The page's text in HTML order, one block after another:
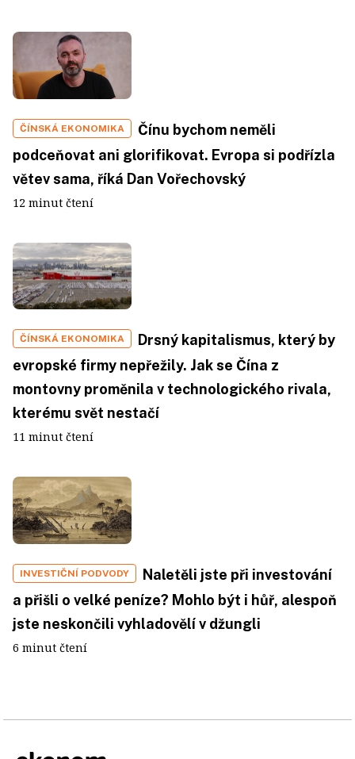
ČÍNSKÁ EKONOMIKA
Čínu bychom neměli
podceňovat ani glorifikovat. Evropa si podřízla
větev sama, říká Dan Vořechovský
12 minut čtení
ČÍNSKÁ EKONOMIKA
Drsný kapitalismus, který by
evropské firmy nepřežily. Jak se Čína z
montovny proměnila v technologického rivala,
kterému svět nestačí
11 minut čtení
INVESTIČNÍ PODVODY
Naletěli jste při investování
a přišli o velké peníze? Mohlo být i hůř, alespoň
jste neskončili vyhladovělí v džungli
6 minut čtení